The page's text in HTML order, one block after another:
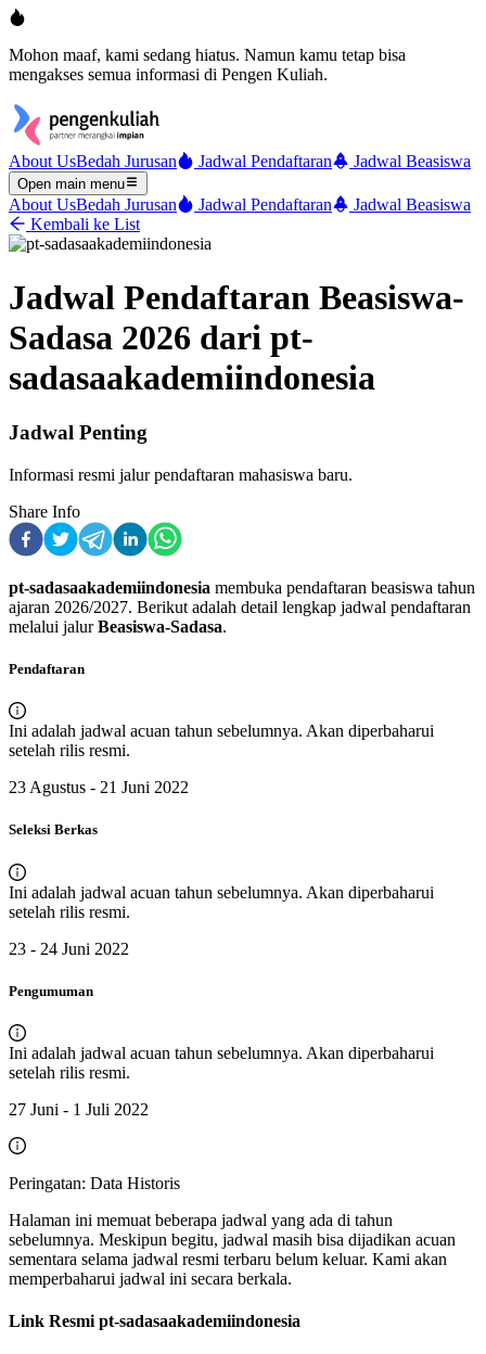
Mohon maaf, kami sedang hiatus. Namun kamu tetap bisa
mengakses semua informasi di Pengen Kuliah.
About UsBedah Jurusan Jadwal Pendaftaran Jadwal Beasiswa
Open main menu
About UsBedah Jurusan Jadwal Pendaftaran
Jadwal Beasiswa
Kembali ke List
Jadwal Pendaftaran Beasiswa-
Sadasa 2026 dari pt-
sadasaakademiindonesia
Jadwal Penting
Informasi resmi jalur pendaftaran mahasiswa baru.
Share Info
pt-sadasaakademiindonesia membuka pendaftaran beasiswa tahun
ajaran 2026/2027. Berikut adalah detail lengkap jadwal pendaftaran
melalui jalur Beasiswa-Sadasa.
Pendaftaran
Ini adalah jadwal acuan tahun sebelumnya. Akan diperbaharui
setelah rilis resmi.
23 Agustus - 21 Juni 2022
Seleksi Berkas
Ini adalah jadwal acuan tahun sebelumnya. Akan diperbaharui
setelah rilis resmi.
23 - 24 Juni 2022
Pengumuman
Ini adalah jadwal acuan tahun sebelumnya. Akan diperbaharui
setelah rilis resmi.
27 Juni - 1 Juli 2022
Peringatan: Data Historis
Halaman ini memuat beberapa jadwal yang ada di tahun
sebelumnya. Meskipun begitu, jadwal masih bisa dijadikan acuan
sementara selama jadwal resmi terbaru belum keluar. Kami akan
memperbaharui jadwal ini secara berkala.
Link Resmi pt-sadasaakademiindonesia